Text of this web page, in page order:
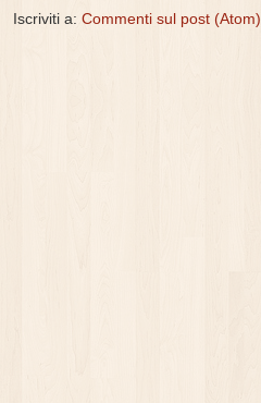
Iscriviti a: Commenti sul post (Atom)